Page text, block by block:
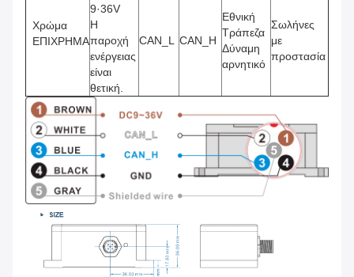
Χρώμα
ΕΠΙΧΡΗΜΑ
9·36V
Η
παροχή
ενέργειας
είναι
θετική.
CAN_L CAN_H
Εθνική
Τράπεζα
Δύναμη
αρνητικό
Σωλήνες
με
προστασία